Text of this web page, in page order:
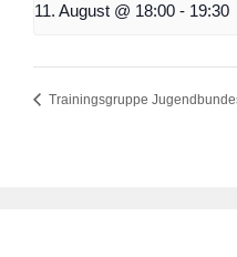
11. August @ 18:00 - 19:30
Trainingsgruppe